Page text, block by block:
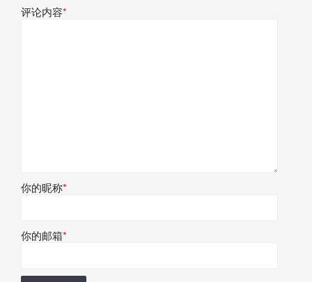
评论内容*
你的昵称*
你的邮箱*